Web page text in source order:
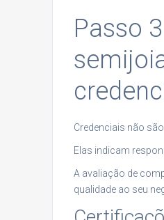
Passo
Credenciais não
Elas indicam
A avaliação de
qualidade ao seu